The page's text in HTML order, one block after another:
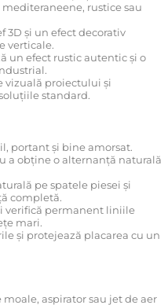
rustice sau
3D și un efect decorativ
verticale.
un efect rustic autentic și o
vizuală proiectului și
standard.
portant și bine amorsat.
a obține o alternanță naturală
pe spatele piesei și
completă.
verifică permanent liniile
mari.
și protejează placarea cu un
aspirator sau jet de aer